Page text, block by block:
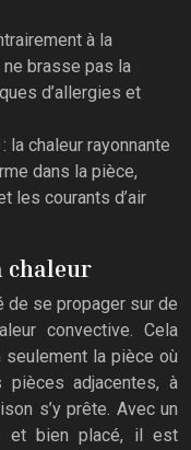
à la
ne brasse pas la
d’allergies et
la chaleur rayonnante
dans la pièce,
les courants d’air
chaleur
de se propager sur de
convective. Cela
la pièce où
adjacentes, à
s’y prête. Avec un
et bien placé, il est